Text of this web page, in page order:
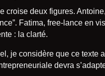
croise deux figures.
Fatima, free-lance en
: la clarté.
je considère que ce texte
devra